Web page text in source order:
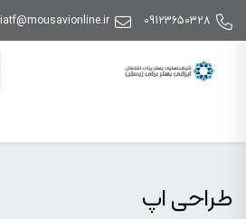
09123650328
iatf@mousavionline.ir
طراحی اپ